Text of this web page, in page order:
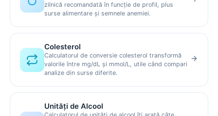
zilnică recomandată în funcție de profil, plus
surse alimentare și semnele anemiei.
Colesterol
Calculatorul de conversie colesterol transformă
valorile între mg/dL și mmol/L, utile când compari
analize din surse diferite.
Unități de Alcool